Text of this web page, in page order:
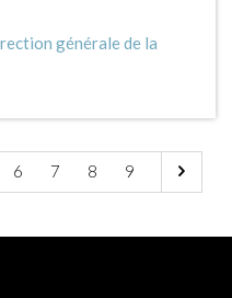
générale de la
6 7 8 9